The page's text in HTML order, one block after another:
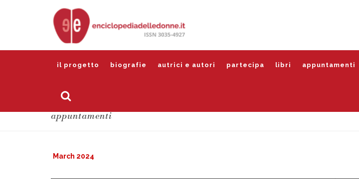
il progetto biografie autrici e autori partecipa libri appuntamenti
appuntamenti
March 2024